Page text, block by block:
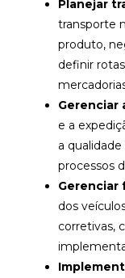
Planejar
transporte
produto,
definir
Gerenciar
e a
a
processos
Gerenciar
dos
corretivas,